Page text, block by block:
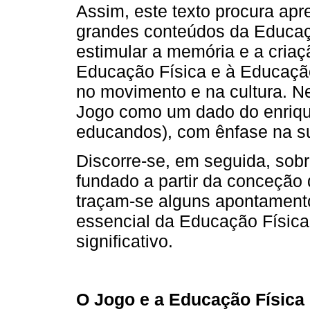
Assim, este texto procura
grandes conteúdos da
estimular a memória e a
Educação Física e à
no movimento e na cultura.
Jogo como um dado do
educandos), com ênfase na
Discorre-se, em seguida,
fundado a partir da
traçam-se alguns
essencial da Educação
significativo.
O Jogo e a Educação Física